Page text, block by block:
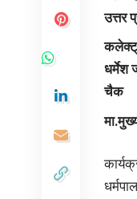
उत्तर
धर्मेश
चैक